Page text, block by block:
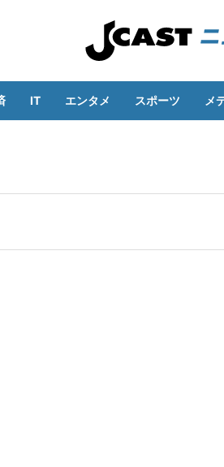
IT エンタメ スポーツ メ